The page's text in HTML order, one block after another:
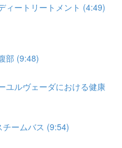
ィートリートメント (4:49)
部 (9:48)
ユルヴェーダにおける健康
チームバス (9:54)